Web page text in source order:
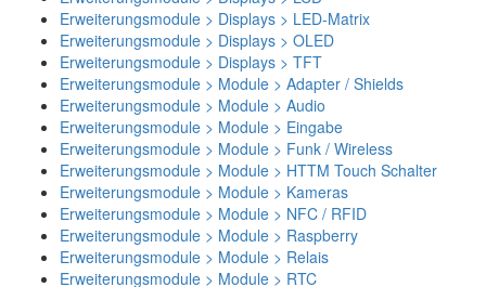
Erweiterungsmodule > Displays > LED-Matrix
Erweiterungsmodule > Displays > OLED
Erweiterungsmodule > Displays > TFT
Erweiterungsmodule > Module > Adapter / Shields
Erweiterungsmodule > Module > Audio
Erweiterungsmodule > Module > Eingabe
Erweiterungsmodule > Module > Funk / Wireless
Erweiterungsmodule > Module > HTTM Touch Schalter
Erweiterungsmodule > Module > Kameras
Erweiterungsmodule > Module > NFC / RFID
Erweiterungsmodule > Module > Raspberry
Erweiterungsmodule > Module > Relais
Erweiterungsmodule > Module > RTC